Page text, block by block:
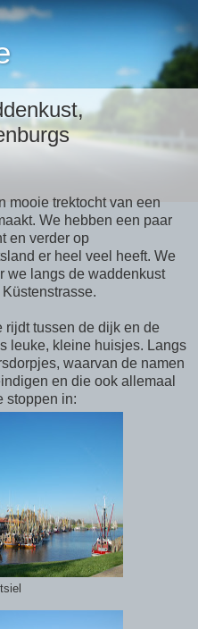
mooie trektocht van een
We hebben een paar
en verder op
er heel veel heeft. We
we langs de waddenkust
rijdt tussen de dijk en de
leuke, kleine huisjes. Langs
waarvan de namen
en die ook allemaal
stoppen in: